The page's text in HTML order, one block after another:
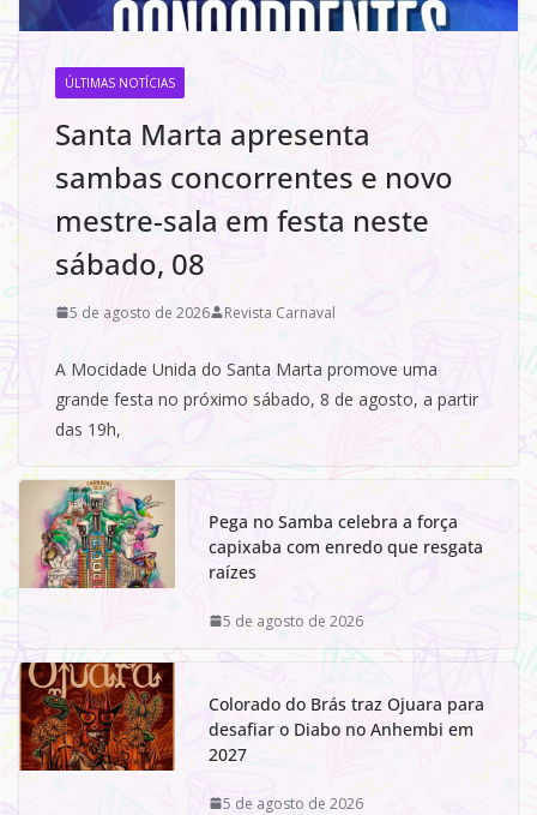
ÚLTIMAS NOTÍCIAS
Santa Marta apresenta
sambas concorrentes e novo
mestre-sala em festa neste
sábado, 08
5 de agosto de 2026 Revista Carnaval
A Mocidade Unida do Santa Marta promove uma
grande festa no próximo sábado, 8 de agosto, a partir
das 19h,
Pega no Samba celebra a força
capixaba com enredo que resgata
raízes
5 de agosto de 2026
Colorado do Brás traz Ojuara para
desafiar o Diabo no Anhembi em
2027
5 de agosto de 2026